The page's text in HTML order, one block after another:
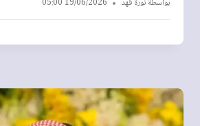
بواسطةنورة فهد 19/06/2026 05:00